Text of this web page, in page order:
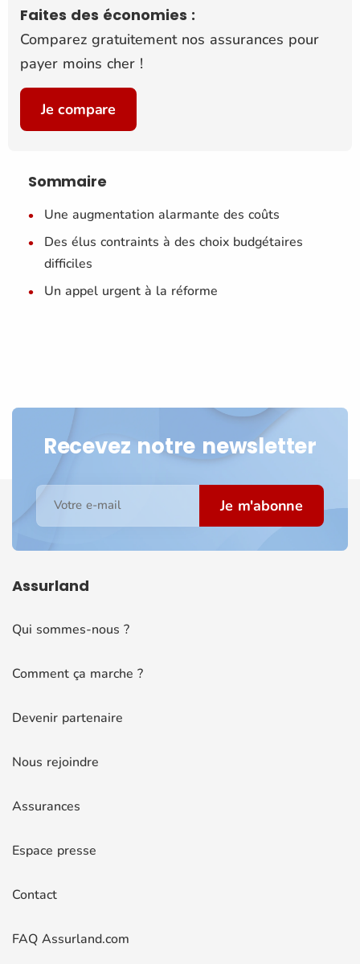
Faites des économies :
Comparez gratuitement nos assurances pour
payer moins cher !
Je compare
Sommaire
Une augmentation alarmante des coûts
Des élus contraints à des choix budgétaires
difficiles
Un appel urgent à la réforme
Recevez notre newsletter
Votre e-mail Je m'abonne
Assurland
Qui sommes-nous ?
Comment ça marche ?
Devenir partenaire
Nous rejoindre
Assurances
Espace presse
Contact
FAQ Assurland.com